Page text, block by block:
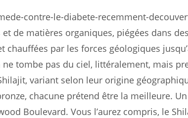
contre-le-diabete-recemment-
de matières organiques, piégées dans
chauffées par les forces géologiques
tombe pas du ciel, littéralement, mais
variant selon leur origine
chacune prétend être la meilleure.
Boulevard. Vous l’aurez compris, le